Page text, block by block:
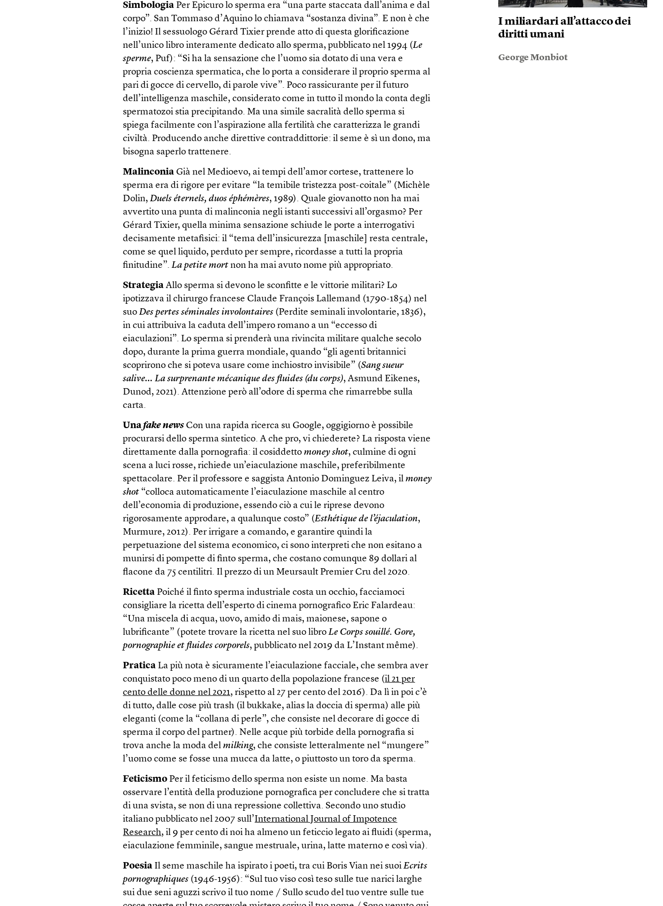
Simbologia Per Epicuro lo sperma era “una parte staccata dall’anima e dal
corpo”. San Tommaso d’Aquino lo chiamava “sostanza divina”. E non è che
l’inizio! Il sessuologo Gérard Tixier prende atto di questa glorificazione
nell’unico libro interamente dedicato allo sperma, pubblicato nel 1994 (Le
sperme, Puf): “Si ha la sensazione che l’uomo sia dotato di una vera e
propria coscienza spermatica, che lo porta a considerare il proprio sperma al
pari di gocce di cervello, di parole vive”. Poco rassicurante per il futuro
dell’intelligenza maschile, considerato come in tutto il mondo la conta degli
spermatozoi stia precipitando. Ma una simile sacralità dello sperma si
spiega facilmente con l’aspirazione alla fertilità che caratterizza le grandi
civiltà. Producendo anche direttive contraddittorie: il seme è sì un dono, ma
bisogna saperlo trattenere.
Malinconia Già nel Medioevo, ai tempi dell’amor cortese, trattenere lo
sperma era di rigore per evitare “la temibile tristezza post-coitale” (Michèle
Dolin,Duels éternels, duos éphémères, 1989). Quale giovanotto non ha mai
avvertito una punta di malinconia negli istanti successivi all’orgasmo? Per
Gérard Tixier, quella minima sensazione schiude le porte a interrogativi
decisamente metafisici: il “tema dell’insicurezza [maschile] resta centrale,
come se quel liquido, perduto per sempre, ricordasse a tutti la propria
finitudine”.La petite mort non ha mai avuto nome più appropriato.
Strategia Allo sperma si devono le sconfitte e le vittorie militari? Lo
ipotizzava il chirurgo francese Claude François Lallemand (1790-1854) nel
suoDes pertes séminales involontaires (Perdite seminali involontarie, 1836),
in cui attribuiva la caduta dell’impero romano a un “eccesso di
eiaculazioni”. Lo sperma si prenderà una rivincita militare qualche secolo
dopo, durante la prima guerra mondiale, quando “gli agenti britannici
scoprirono che si poteva usare come inchiostro invisibile” (Sang sueur
salive… La surprenante mécanique des fluides (du corps), Asmund Eikenes,
Dunod, 2021). Attenzione però all’odore di sperma che rimarrebbe sulla
carta.
Unafake news Con una rapida ricerca su Google, oggigiorno è possibile
procurarsi dello sperma sintetico. A che pro, vi chiederete? La risposta viene
direttamente dalla pornografia: il cosiddettomoney shot, culmine di ogni
scena a luci rosse, richiede un’eiaculazione maschile, preferibilmente
spettacolare. Per il professore e saggista Antonio Dominguez Leiva, ilmoney
shot “colloca automaticamente l’eiaculazione maschile al centro
dell’economia di produzione, essendo ciò a cui le riprese devono
rigorosamente approdare, a qualunque costo” (Esthétique de l’éjaculation,
Murmure, 2012). Per irrigare a comando, e garantire quindi la
perpetuazione del sistema economico, ci sono interpreti che non esitano a
munirsi di pompette di finto sperma, che costano comunque 89 dollari al
flacone da 75 centilitri. Il prezzo di un Meursault Premier Cru del 2020.
Ricetta Poiché il finto sperma industriale costa un occhio, facciamoci
consigliare la ricetta dell’esperto di cinema pornografico Eric Falardeau:
“Una miscela di acqua, uovo, amido di mais, maionese, sapone o
lubrificante” (potete trovare la ricetta nel suo libroLe Corps souillé. Gore,
pornographie et fluides corporels, pubblicato nel 2019 da L’Instant même).
Pratica La più nota è sicuramente l’eiaculazione facciale, che sembra aver
conquistato poco meno di un quarto della popolazione francese (il 21 per
cento delle donne nel 2021, rispetto al 27 per cento del 2016). Da lì in poi c’è
di tutto, dalle cose più trash (il bukkake, alias la doccia di sperma) alle più
eleganti (come la “collana di perle”, che consiste nel decorare di gocce di
sperma il corpo del partner). Nelle acque più torbide della pornografia si
trova anche la moda delmilking, che consiste letteralmente nel “mungere”
l’uomo come se fosse una mucca da latte, o piuttosto un toro da sperma.
Feticismo Per il feticismo dello sperma non esiste un nome. Ma basta
osservare l’entità della produzione pornografica per concludere che si tratta
di una svista, se non di una repressione collettiva. Secondo uno studio
italiano pubblicato nel 2007 sull’International Journal of Impotence
Research, il 9 per cento di noi ha almeno un feticcio legato ai fluidi (sperma,
eiaculazione femminile, sangue mestruale, urina, latte materno e così via).
Poesia Il seme maschile ha ispirato i poeti, tra cui Boris Vian nei suoiEcrits
pornographiques (1946-1956): “Sul tuo viso così teso sulle tue narici larghe
sui due seni aguzzi scrivo il tuo nome / Sullo scudo del tuo ventre sulle tue
I miliardari all’attacco dei
diritti umani
George Monbiot